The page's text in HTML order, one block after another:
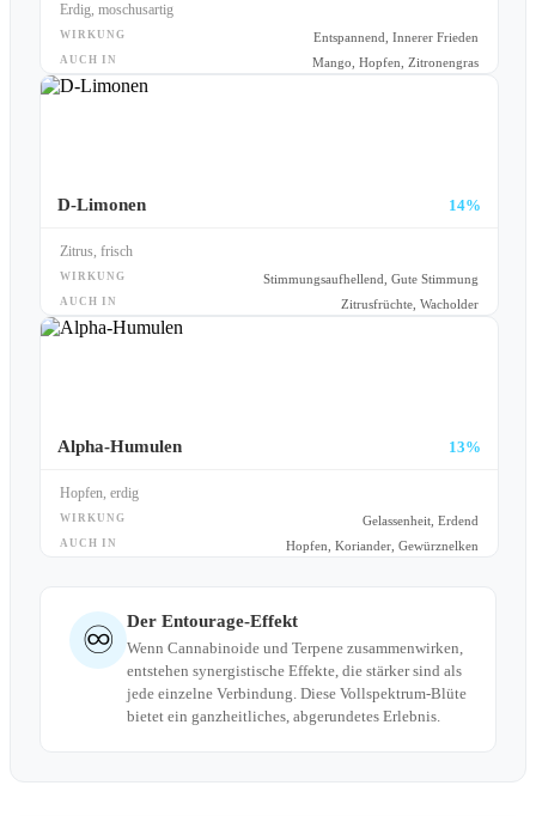
Erdig, moschusartig
WIRKUNG Entspannend, Innerer Frieden
AUCH IN Mango, Hopfen, Zitronengras
D-Limonen 14%
Zitrus, frisch
WIRKUNG Stimmungsaufhellend, Gute Stimmung
AUCH IN Zitrusfrüchte, Wacholder
Alpha-Humulen 13%
Hopfen, erdig
WIRKUNG Gelassenheit, Erdend
AUCH IN Hopfen, Koriander, Gewürznelken
♾ Der Entourage-Effekt
Wenn Cannabinoide und Terpene zusammenwirken,
entstehen synergistische Effekte, die stärker sind als
jede einzelne Verbindung. Diese Vollspektrum-Blüte
bietet ein ganzheitliches, abgerundetes Erlebnis.